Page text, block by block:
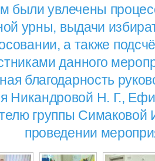
были увлечены
урны, выдачи
а также
данного
благодарность
Никандровой Н. Г.,
группы
проведении